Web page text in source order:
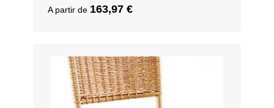
A partir de 163,97 €